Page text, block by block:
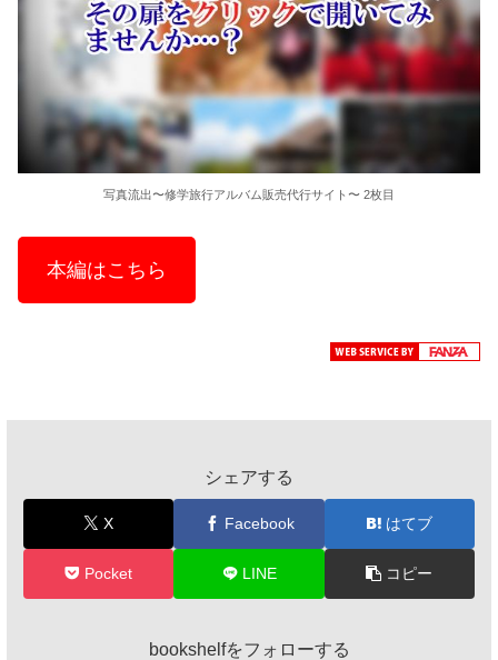
写真流出〜修学旅行アルバム販売代行サイト〜 2枚目
本編はこちら
シェアする
X Facebook はてブ
Pocket LINE コピー
bookshelfをフォローする